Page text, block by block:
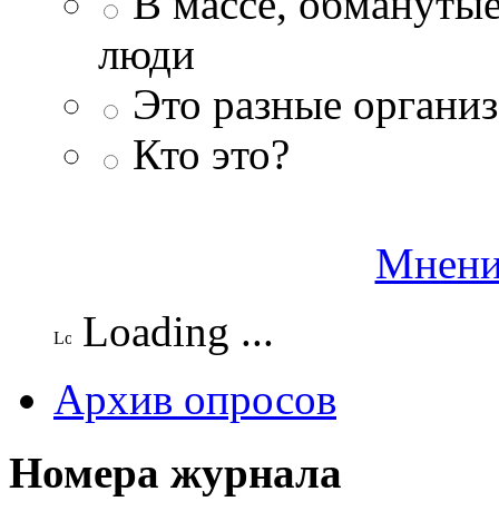
люди
Это разные
Кто это?
Loading ...
Архив опросов
Номера журнала